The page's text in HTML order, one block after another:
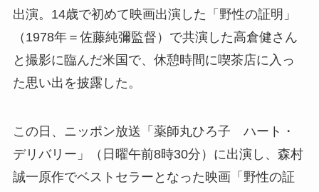
出演。14歳で初めて映画出演した「野性の証明」
（1978年＝佐藤純彌監督）で共演した高倉健さん
と撮影に臨んだ米国で、休憩時間に喫茶店に入っ
た思い出を披露した。
この日、ニッポン放送「薬師丸ひろ子 ハート・
デリバリー」（日曜午前8時30分）に出演し、森村
誠一原作でベストセラーとなった映画「野性の証